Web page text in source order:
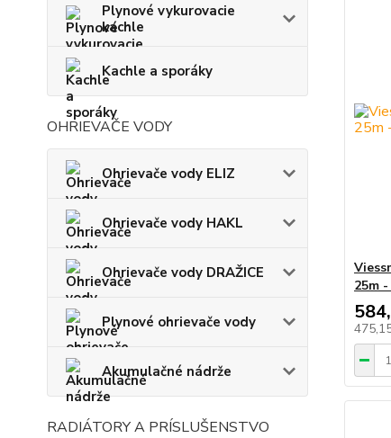
Plynové vykurovacie
kachle
Kachle a sporáky
OHRIEVAČE VODY
Ohrievače vody ELIZ
Ohrievače vody HAKL
Ohrievače vody DRAŽICE
Plynové ohrievače vody
Akumulačné nádrže
RADIÁTORY A PRÍSLUŠENSTVO
25m